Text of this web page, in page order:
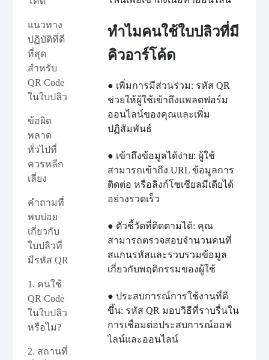
แนวทาง
ปฏิบัติที่ดี
ที่สุด
สำหรับ
QR Code
ในใบปลิว
ข้อผิด
พลาด
ทั่วไปที่
ควรหลีก
เลี่ยง
คำถามที่
พบบ่อย
เกี่ยวกับ
ใบปลิวที่
มีรหัส QR
1. คนใช้
QR Code
ในใบปลิว
หรือไม่?
2. สถานที่
ทำไมคนใช้ใบปลิวที่มี
คิวอาร์โค้ด
● เพิ่มการมีส่วนร่วม: รหัส QR
ช่วยให้ผู้ใช้เข้าถึงแพลตฟอร์ม
ออนไลน์ของคุณและเพิ่ม
ปฏิสัมพันธ์
● เข้าถึงข้อมูลได้ง่าย: ผู้ใช้
สามารถเข้าถึง URL ข้อมูลการ
ติดต่อ หรือลิงก์โซเชียลมีเดียได้
อย่างรวดเร็ว
● ตัวชี้วัดที่ติดตามได้: คุณ
สามารถตรวจสอบจำนวนคนที่
สแกนรหัสและรวบรวมข้อมูล
เกี่ยวกับพฤติกรรมของผู้ใช้
● ประสบการณ์การใช้งานที่ดี
ขึ้น: รหัส QR มอบวิธีที่ราบรื่นใน
การเชื่อมต่อประสบการณ์ออฟ
ไลน์และออนไลน์